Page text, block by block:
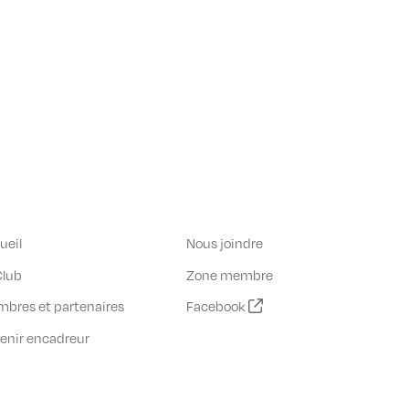
et partenaires
encadreur
Nous joindre
Zone membre
Facebook